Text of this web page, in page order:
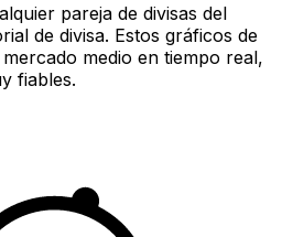
pareja de divisas del
de divisa. Estos gráficos de
medio en tiempo real,
fiables.